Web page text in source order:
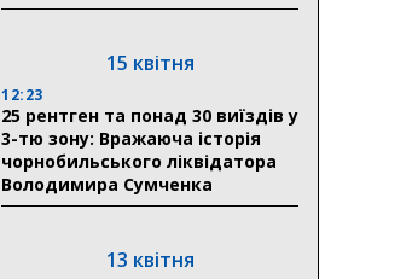
15 квітня
12:23
25 рентген та понад 30 виїздів у
3-тю зону: Вражаюча історія
чорнобильського ліквідатора
Володимира Сумченка
13 квітня